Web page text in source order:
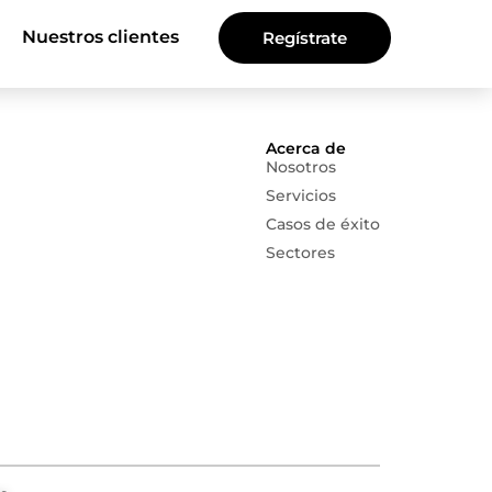
Nuestros clientes Regístrate
Acerca de
Nosotros
Servicios
Casos de éxito
Sectores